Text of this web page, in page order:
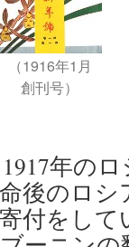
（1916年1月
創刊号）
年の
後のロシ
付をし